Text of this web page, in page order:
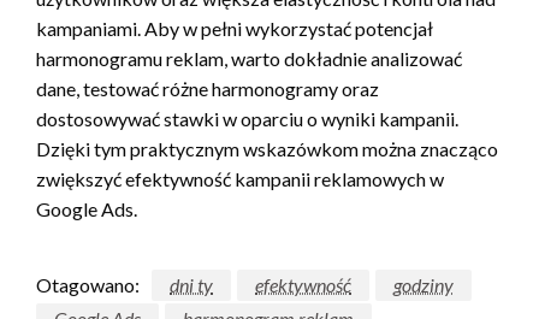
kampaniami. Aby w pełni wykorzystać potencjał
harmonogramu reklam, warto dokładnie analizować
dane, testować różne harmonogramy oraz
dostosowywać stawki w oparciu o wyniki kampanii.
Dzięki tym praktycznym wskazówkom można znacząco
zwiększyć efektywność kampanii reklamowych w
Google Ads.
Otagowano: dni ty efektywność
godziny